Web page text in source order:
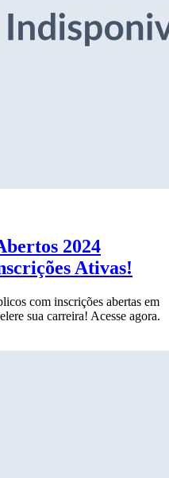
2024
Ativas!
com inscrições abertas em
sua carreira! Acesse agora.